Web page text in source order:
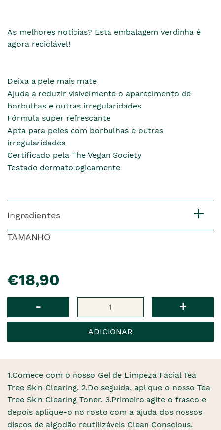
As melhores notícias? Esta embalagem verdinha é
agora reciclável!
Deixa a pele mais mate
Ajuda a reduzir visivelmente o aparecimento de
borbulhas e outras irregularidades
Fórmula super refrescante
Apta para peles com borbulhas e outras
irregularidades
Certificado pela The Vegan Society
Testado dermatologicamente
Ingredientes
TAMANHO
€18,90
- +
ADICIONAR
1.Comece com o nosso Gel de Limpeza Facial Tea
Tree Skin Clearing. 2.De seguida, aplique o nosso Tea
Tree Skin Clearing Toner. 3.Primeiro agite o frasco e
depois aplique-o no rosto com a ajuda dos nossos
discos de algodão reutilizáveis ​​Clean Conscious.